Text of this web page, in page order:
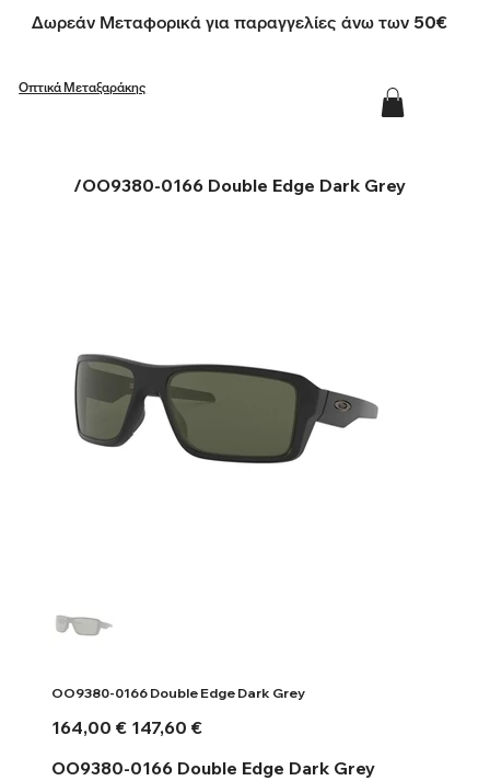
Δωρεάν Μεταφορικά για παραγγελίες άνω των 50€
Οπτικά Μεταξαράκης
/OO9380-0166 Double Edge Dark Grey
OO9380-0166 Double Edge Dark Grey
Αρχική
τιμή
164,00 €
Τιμή
έκπτωσης
147,60 €
OO9380-0166 Double Edge Dark Grey